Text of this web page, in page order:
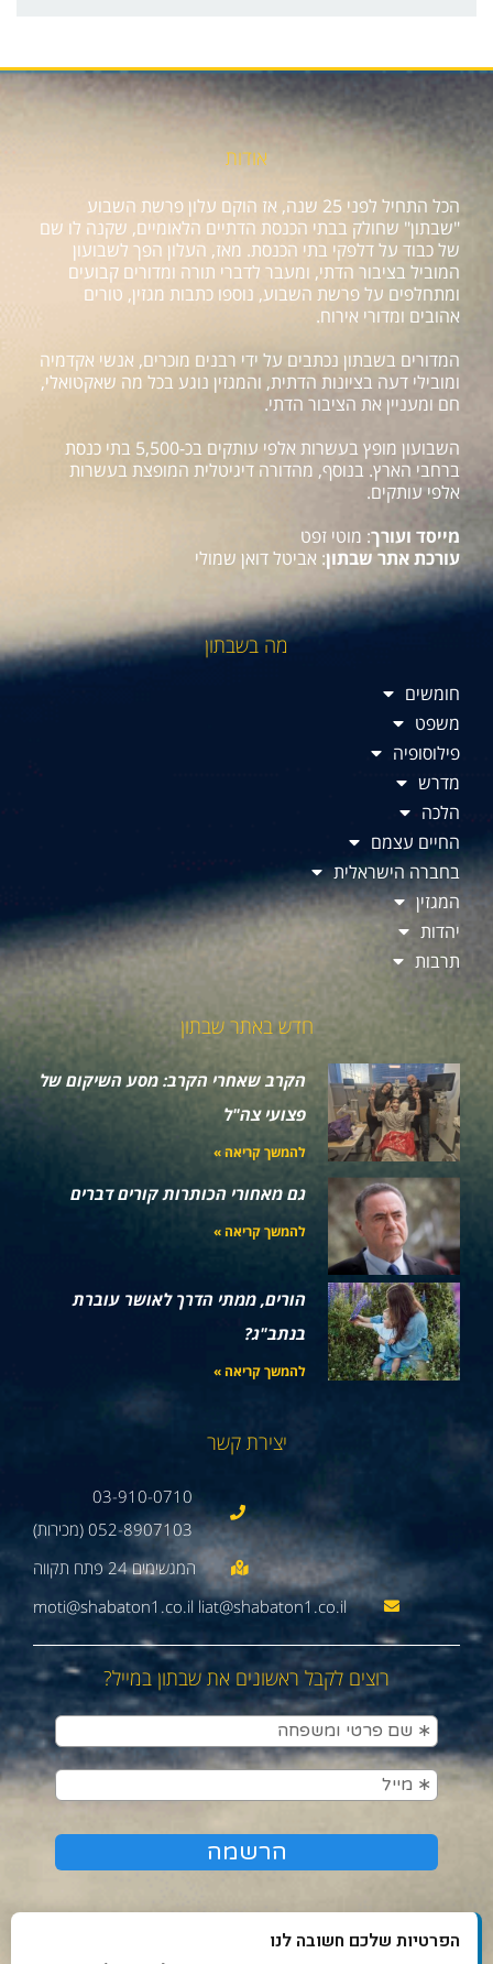
אודות
הכל התחיל לפני 25 שנה, אז הוקם עלון פרשת השבוע
"שבתון" שחולק בבתי הכנסת הדתיים הלאומיים, שקנה לו שם
של כבוד על דלפקי בתי הכנסת. מאז, העלון הפך לשבועון
המוביל בציבור הדתי, ומעבר לדברי תורה ומדורים קבועים
ומתחלפים על פרשת השבוע, נוספו כתבות מגזין, טורים
אהובים ומדורי אירוח.
המדורים בשבתון נכתבים על ידי רבנים מוכרים, אנשי אקדמיה
ומובילי דעה בציונות הדתית, והמגזין נוגע בכל מה שאקטואלי,
חם ומעניין את הציבור הדתי.
השבועון מופץ בעשרות אלפי עותקים בכ-5,500 בתי כנסת
ברחבי הארץ. בנוסף, מהדורה דיגיטלית המופצת בעשרות
אלפי עותקים.
מייסד ועורך: מוטי זפט
עורכת אתר שבתון: אביטל דואן שמולי
מה בשבתון
חומשים
משפט
פילוסופיה
מדרש
הלכה
החיים עצמם
בחברה הישראלית
המגזין
יהדות
תרבות
חדש באתר שבתון
הקרב שאחרי הקרב: מסע השיקום של
פצועי צה"ל
להמשך קריאה »
גם מאחורי הכותרות קורים דברים
להמשך קריאה »
הורים, ממתי הדרך לאושר עוברת
בנתב"ג?
להמשך קריאה »
יצירת קשר
03-910-0710
052-8907103 (מכירות)
moti@shabaton1.co.il liat@shabaton1.co.il
רוצים לקבל ראשונים את שבתון במייל?
הפרטיות שלכם חשובה לנו